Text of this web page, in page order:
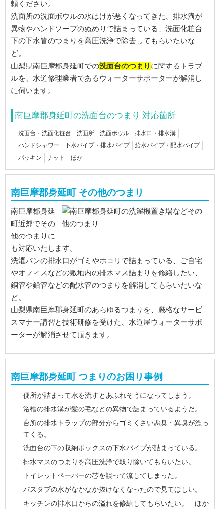
頼ください。
洗面所の洗面ボウルの水はけが悪くなってきた、排水溝が
異物やハンドソープのぬめりで詰まっている、洗面化粧台
下の下水管のつまりを高圧洗浄で除去してもらいたいな
ど。
山梨県南巨摩郡身延町での洗面台のつまり に関するトラブ
ルを、水道修理業者であるウォーターサポーターが解消し
に伺います。
南巨摩郡身延町の洗面台のつまり 対応箇所
洗面台・洗面化粧台 洗面所 洗面ボウル
排水口・排水溝
ハンドシャワー
下水パイプ・排水パイプ
給水パイプ・配水パイプ
パッキン
ナット ほか
南巨摩郡身延町 その他のつまり
南巨摩郡身延
町近郊でその
他のつまりに
も対応いたします。
洗濯パンの排水口がゴミやホコリで詰まっている、ご自宅
やオフィスなどの敷地内の排水マス詰まりを修繕したい、
銅管や鉛管などの配水管のつまりを解消してもらいたいな
ど。
山梨県南巨摩郡身延町のあらゆるつまりを、厳格なサービ
スマナー講習と技術研修を受けた、水道屋ウォーターサポ
ーターが解消させて頂きます。
南巨摩郡身延町 つまりのお困り事例
便所が詰まって水を流すとあふれそうになってしまう。
浴槽の排水溝が髪の毛などの異物で詰まっているようだ。
台所の排水トラップの部分からゴミくさい悪臭・異臭が漂っ
てくる。
洗面台の下の収納ボックスの下水パイプが詰まっている。
排水マスのつまりを高圧洗浄で取り除いてもらいたい。
トイレットペーパーの芯を誤って流してしまった。
バスタブの水がなかなか抜けなくなったので見てほしい。
キッチンの排水口からの溢れを修繕してもらいたい。 ほか